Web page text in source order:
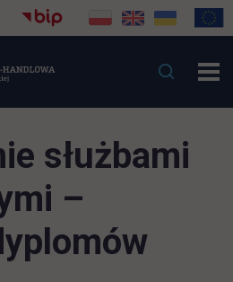
służbami
–